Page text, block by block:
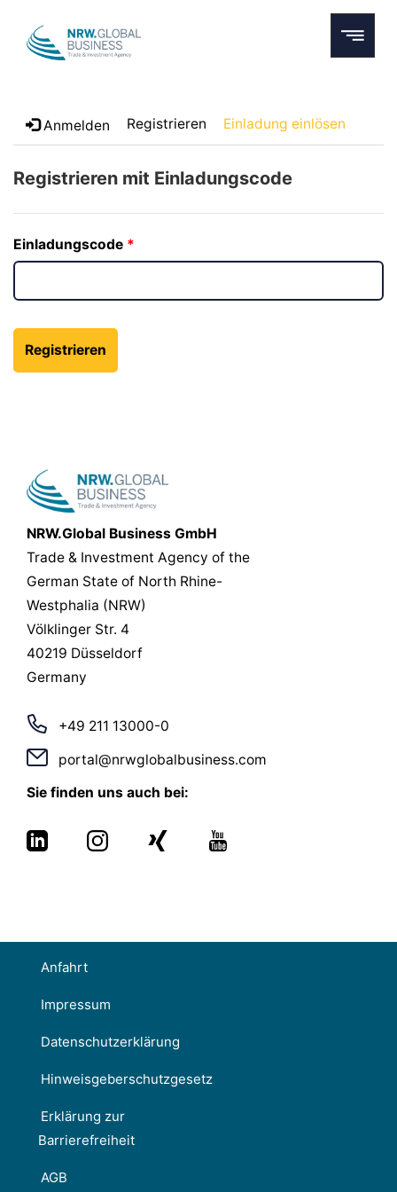
Anmelden Registrieren Einladung einlösen
Registrieren mit Einladungscode
Einladungscode
Registrieren
NRW.Global Business GmbH
Trade & Investment Agency of the
German State of North Rhine-
Westphalia (NRW)
Völklinger Str. 4
40219 Düsseldorf
Germany
+49 211 13000-0
portal@nrwglobalbusiness.com
Sie finden uns auch bei:
Anfahrt
Impressum
Datenschutzerklärung
Hinweisgeberschutzgesetz
Erklärung zur
Barrierefreiheit
AGB